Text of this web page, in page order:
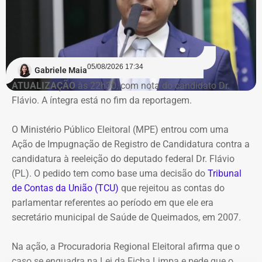
Na avaliação do Executivo estadual, a recuperação
judicial deixou de cumprir sua função de permitir a
recuperação da empresa.
Refit não teria honrado os
pagamentos
O governo também sustenta que os responsáveis pela
Refit descumpriram o parcelamento especial firmado
para quitar débitos tributários. Conforme a PGE, as
parcelas deixaram de ser pagas por mais de 90 dias,
situação que, segundo a legislação, autoriza o
Outro ponto destacado é que, mesmo após aderir ao
Gabriele Maia05/08/2026 17:34
ATUALIZAÇÃO às 22h30, com nota do candidato Dr.
Flávio. A íntegra está no fim da reportagem.
O Ministério Público Eleitoral (MPE) entrou com uma
Ação de Impugnação de Registro de Candidatura contra a
candidatura à reeleição do deputado federal Dr. Flávio
(PL). O pedido tem como base uma decisão do Tribunal
de Contas da União (TCU) que rejeitou as contas do
parlamentar referentes ao período em que ele era
secretário municipal de Saúde de Queimados, em 2007.
Na ação, a Procuradoria Regional Eleitoral afirma que o